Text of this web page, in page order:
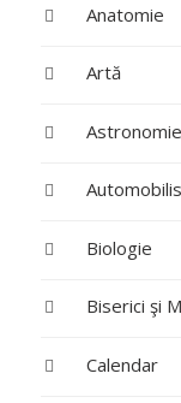
Anatomie
Artă
Astronomie
Biologie
Biserici şi
Calendar